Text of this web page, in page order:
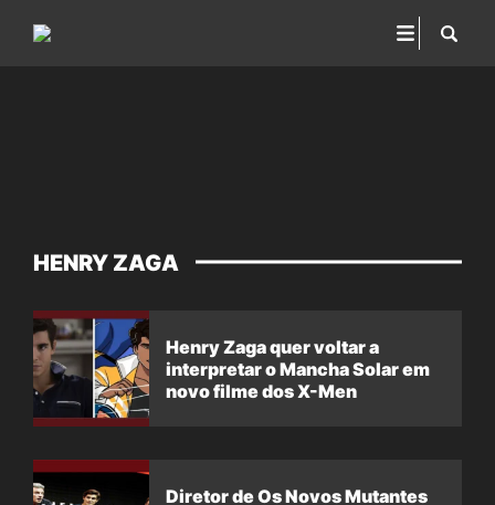
HENRY ZAGA
Henry Zaga quer voltar a
interpretar o Mancha Solar em
novo filme dos X-Men
Diretor de Os Novos Mutantes